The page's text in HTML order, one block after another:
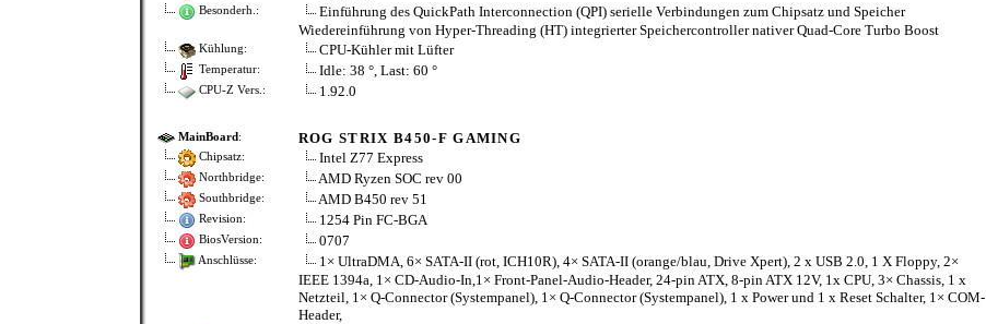
Besonderh.:
Einführung des QuickPath Interconnection (QPI) serielle Verbindungen zum Chipsatz und Speicher
Wiedereinführung von Hyper-Threading (HT) integrierter Speichercontroller nativer Quad-Core Turbo Boost
Kühlung: CPU-Kühler mit Lüfter
Temperatur: Idle: 38 °, Last: 60 °
CPU-Z Vers.: 1.92.0
MainBoard: ROG STRIX B450-F GAMING
Chipsatz: Intel Z77 Express
Northbridge: AMD Ryzen SOC rev 00
Southbridge: AMD B450 rev 51
Revision: 1254 Pin FC-BGA
BiosVersion: 0707
Anschlüsse:
1× UltraDMA, 6× SATA-II (rot, ICH10R), 4× SATA-II (orange/blau, Drive Xpert), 2 x USB 2.0, 1 X Floppy, 2×
IEEE 1394a, 1× CD-Audio-In,1× Front-Panel-Audio-Header, 24-pin ATX, 8-pin ATX 12V, 1x CPU, 3× Chassis, 1 x
Netzteil, 1× Q-Connector (Systempanel), 1× Q-Connector (Systempanel), 1 x Power und 1 x Reset Schalter, 1× COM-
Header,